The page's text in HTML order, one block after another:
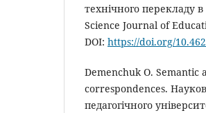
технічного перекладу
Science Journal of
DOI: https://doi.org/
Demenchuk О. Semantic
correspondences.
педагогічного